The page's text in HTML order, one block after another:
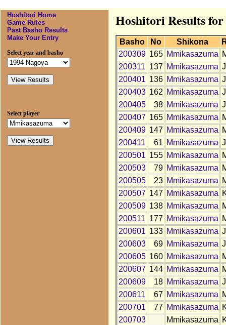
Hoshitori Home
Game Rules
Past Basho Results
Make Your Entry
Select year and basho
Select player
Hoshitori Results
Basho No Shikona
200309 165 Mmikasazuma
200311 137 Mmikasazuma
200401 136 Mmikasazuma
200403 162 Mmikasazuma
200405
38 Mmikasazuma
200407 165 Mmikasazuma
200409 147 Mmikasazuma
200411
61 Mmikasazuma
200501 155 Mmikasazuma
200503
79 Mmikasazuma
200505
23 Mmikasazuma
200507 147 Mmikasazuma
200509 138 Mmikasazuma
200511 177 Mmikasazuma
200601 133 Mmikasazuma
200603
69 Mmikasazuma
200605 160 Mmikasazuma
200607 144 Mmikasazuma
200609
18 Mmikasazuma
200611
67 Mmikasazuma
200701
77 Mmikasazuma
200703
Mmikasazuma